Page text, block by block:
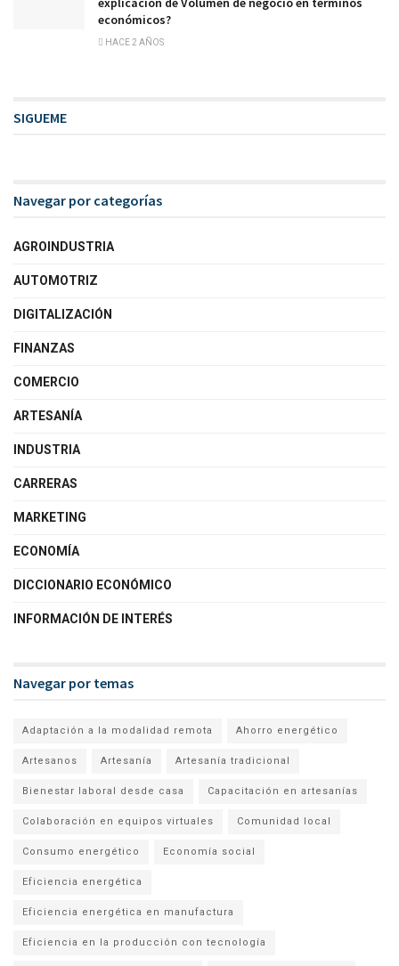
económicos?
HACE 2 AÑOS
SIGUEME
Navegar por categorías
AGROINDUSTRIA
AUTOMOTRIZ
DIGITALIZACIÓN
FINANZAS
COMERCIO
ARTESANÍA
INDUSTRIA
CARRERAS
MARKETING
ECONOMÍA
DICCIONARIO ECONÓMICO
INFORMACIÓN DE INTERÉS
Navegar por temas
Adaptación a la modalidad remota Ahorro energético
Artesanos Artesanía Artesanía tradicional
Bienestar laboral desde casa Capacitación en artesanías
Colaboración en equipos virtuales Comunidad local
Consumo energético Economía social
Eficiencia energética
Eficiencia energética en manufactura
Eficiencia en la producción con tecnología